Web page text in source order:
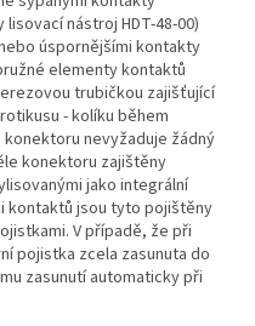
nástroj HDT-48-00)
úspornějšími kontakty
elementy kontaktů
trubičkou zajišťující
- kolíku během
nevyžaduje žádný
konektoru zajištěny
jako integrální
kontaktů jsou tyto pojištěny
V případě, že při
pojistka zcela zasunuta do
zasunutí automaticky při